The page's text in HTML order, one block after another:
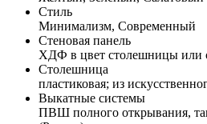
Стиль
Минимализм, Современный
Стеновая панель
ХДФ в цвет столешницы или
Столешница
пластиковая; из
Выкатные системы
ПВШ полного открывания,